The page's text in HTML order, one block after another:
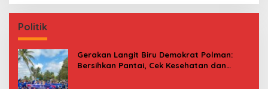
Politik
Gerakan Langit Biru Demokrat Polman:
Bersihkan Pantai, Cek Kesehatan dan